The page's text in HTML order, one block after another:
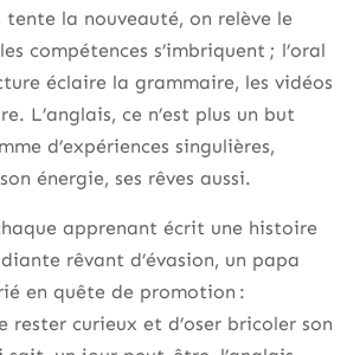
tente la nouveauté, on relève le
compétences s’imbriquent ; l’oral
éclaire la grammaire, les vidéos
L’anglais, ce n’est plus un but
d’expériences singulières,
énergie, ses rêves aussi.
apprenant écrit une histoire
rêvant d’évasion, un papa
en quête de promotion :
rester curieux et d’oser bricoler son